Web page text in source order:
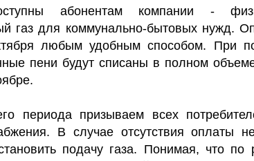
абонентам компании -
газ для коммунально-бытовых нужд.
любым удобным способом. При
пени будут списаны в полном
периода призываем всех
В случае отсутствия оплаты
подачу газа. Понимая, что по